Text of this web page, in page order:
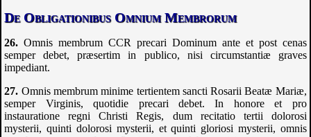
De Obligationibus Omnium Membrorum
Omnis membrumCCR precari Dominum ante et post cenas
semper debet, præsertim in publico, nisi circumstantiæ graves
impediant.
Omnis membrum minime tertientem sancti Rosarii Beatæ Mariæ,
semper Virginis, quotidie precari debet. In honore et pro
instauratione regni Christi Regis, dum recitatio tertii dolorosi
mysterii, quinti dolorosi mysterii, et quinti gloriosi mysterii, omnis